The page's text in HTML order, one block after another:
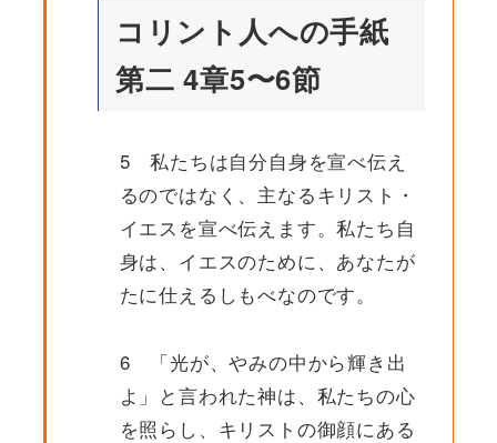
コリント人への手紙
第二 4章5〜6節
5 私たちは自分自身を宣べ伝え
るのではなく、主なるキリスト・
イエスを宣べ伝えます。私たち自
身は、イエスのために、あなたが
たに仕えるしもべなのです。
6 「光が、やみの中から輝き出
よ」と言われた神は、私たちの心
を照らし、キリストの御顔にある